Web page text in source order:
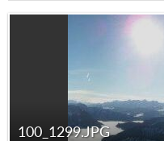
100_1299.JPG